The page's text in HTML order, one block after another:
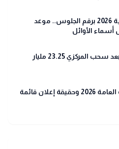
رابط نتيجة الثانوية الأزهرية 2026 برقم الجلوس.. موعد
أسماء الأوائل
سعر الدولار اليوم بمصر بعد سحب المركزي 23.25 مليار
موعد حسم نتيجة الثانوية العامة 2026 وحقيقة إعلان قائمة